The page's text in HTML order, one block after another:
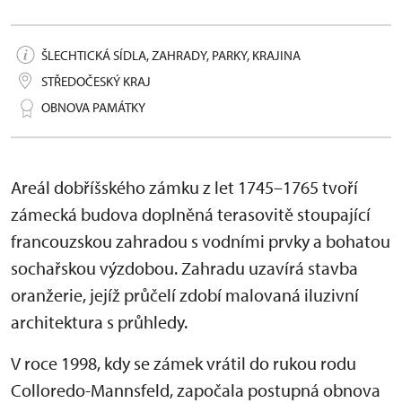
ŠLECHTICKÁ SÍDLA, ZAHRADY, PARKY, KRAJINA
STŘEDOČESKÝ KRAJ
OBNOVA PAMÁTKY
Areál dobříšského zámku z let 1745–1765 tvoří
zámecká budova doplněná terasovitě stoupající
francouzskou zahradou s vodními prvky a bohatou
sochařskou výzdobou. Zahradu uzavírá stavba
oranžerie, jejíž průčelí zdobí malovaná iluzivní
architektura s průhledy.
V roce 1998, kdy se zámek vrátil do rukou rodu
Colloredo-Mannsfeld, započala postupná obnova